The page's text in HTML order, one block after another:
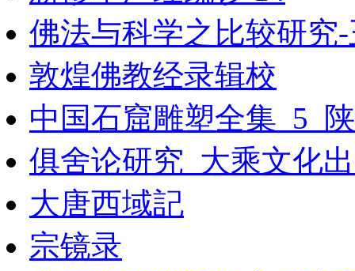
佛法与科学之比较研究
敦煌佛教经录辑校
中国石窟雕塑全集_5_
俱舍论研究_大乘文化
大唐西域記
宗镜录